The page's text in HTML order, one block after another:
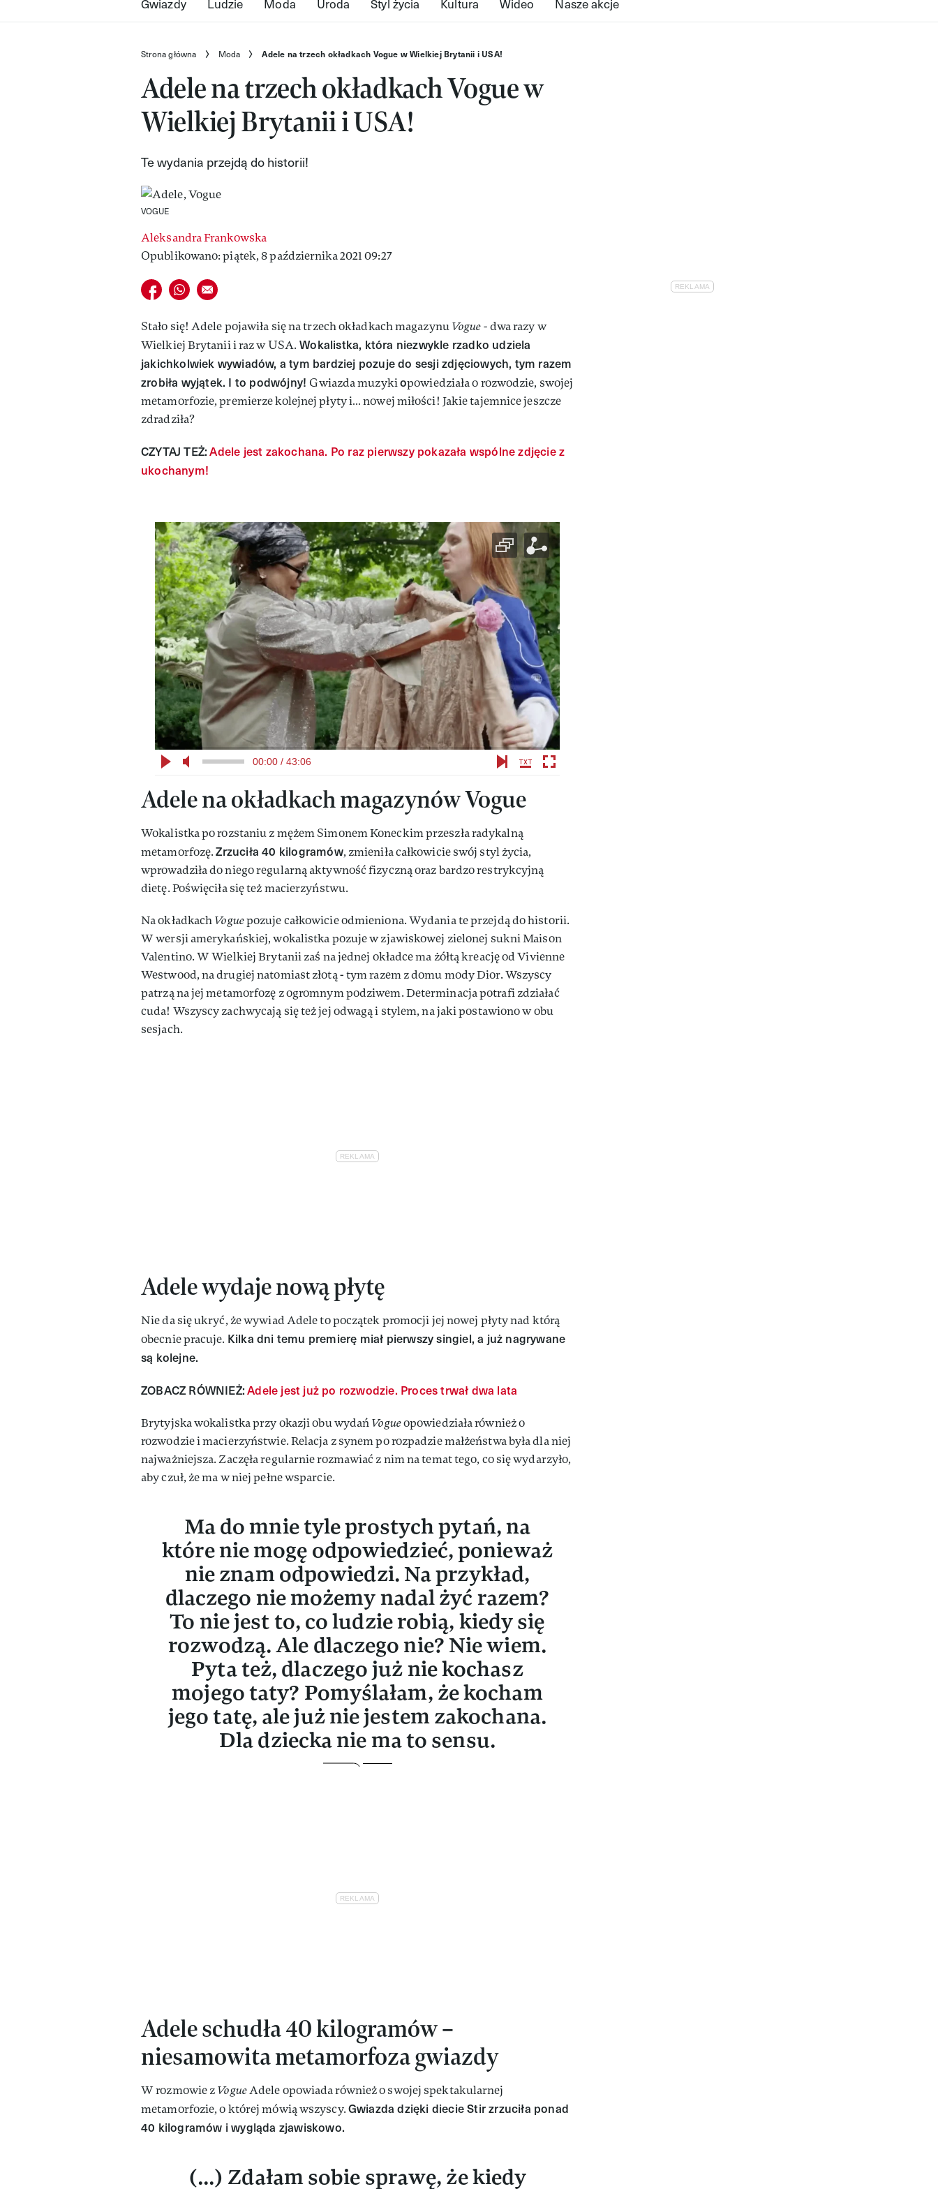
Strona główna Moda Adele na trzech okładkach Vogue w Wielkiej Brytanii i USA!
Adele na trzech okładkach Vogue w
Wielkiej Brytanii i USA!
Te wydania przejdą do historii!
VOGUE
Aleksandra Frankowska
Opublikowano: piątek, 8 października 2021 09:27
Udostępnij na facebook
Udostępnij na whatsapp
E-mail do przyjaciela
Stało się! Adele pojawiła się na trzech okładkach magazynuVogue -dwa razy w
Wielkiej Brytanii i raz w USA. Wokalistka, która niezwykle rzadko udziela
jakichkolwiek wywiadów, a tym bardziej pozuje do sesji zdjęciowych, tym razem
zrobiła wyjątek. I to podwójny! Gwiazda muzykiopowiedziała o rozwodzie, swojej
metamorfozie, premierze kolejnej płyty i… nowej miłości! Jakie tajemnice jeszcze
zdradziła?
CZYTAJ TEŻ:Adele jest zakochana. Po raz pierwszy pokazała wspólne zdjęcie z
ukochanym!
00:00 / 43:06
Adele na okładkach magazynów Vogue
Wokalistka po rozstaniu z mężem Simonem Koneckim przeszła radykalną
metamorfozę.Zrzuciła 40 kilogramów, zmieniła całkowicie swój styl życia,
wprowadziła do niego regularną aktywność fizyczną oraz bardzo restrykcyjną
dietę. Poświęciła się też macierzyństwu.
Na okładkachVoguepozuje całkowicie odmieniona. Wydania te przejdą do historii.
W wersji amerykańskiej, wokalistka pozuje w zjawiskowej zielonej sukni Maison
Valentino. W Wielkiej Brytanii zaś na jednej okładce ma żółtą kreację od Vivienne
Westwood, na drugiej natomiast złotą - tym razem z domu mody Dior. Wszyscy
patrzą na jej metamorfozę z ogromnym podziwem. Determinacja potrafi zdziałać
cuda! Wszyscy zachwycają się też jej odwagą i stylem, na jaki postawiono w obu
sesjach.
Adele wydaje nową płytę
Nie da się ukryć, że wywiad Adele to początek promocji jej nowej płyty nad którą
obecnie pracuje. Kilka dni temu premierę miał pierwszy singiel, a już nagrywane
są kolejne.
ZOBACZ RÓWNIEŻ:Adele jest już po rozwodzie. Proces trwał dwa lata
Brytyjska wokalistka przy okazji obu wydańVogueopowiedziała również o
rozwodzie i macierzyństwie. Relacja z synem po rozpadzie małżeństwa była dla niej
najważniejsza. Zaczęła regularnie rozmawiać z nim na temat tego, co się wydarzyło,
aby czuł, że ma w niej pełne wsparcie.
Ma do mnie tyle prostych pytań, na
które nie mogę odpowiedzieć, ponieważ
nie znam odpowiedzi. Na przykład,
dlaczego nie możemy nadal żyć razem?
To nie jest to, co ludzie robią, kiedy się
rozwodzą. Ale dlaczego nie? Nie wiem.
Pyta też, dlaczego już nie kochasz
mojego taty? Pomyślałam, że kocham
jego tatę, ale już nie jestem zakochana.
Dla dziecka nie ma to sensu.
Adele schudła 40 kilogramów –
niesamowita metamorfoza gwiazdy
W rozmowie zVogueAdele opowiada również o swojej spektakularnej
metamorfozie, o której mówią wszyscy.Gwiazda dzięki diecie Stir zrzuciła ponad
40 kilogramów i wygląda zjawiskowo.
(...) Zdałam sobie sprawę, że kiedy